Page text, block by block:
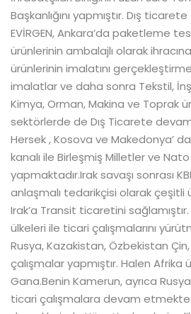
Başkanlığını yapmıştır. Dış
EVİRGEN, Ankara’da paketleme
ürünlerinin ambalajlı olarak
ürünlerinin imalatını
imalatlar ve daha sonra Tekstil,
Kimya, Orman, Makina ve Toprak
sektörlerde de Dış Ticarete
Hersek , Kosova ve Makedonya’
kanalı ile Birleşmiş Milletler ve
yapmaktadır.Irak savaşı sonrası
anlaşmalı tedarikçisi olarak çeşitli
Irak’a Transit ticaretini
ülkeleri ile ticari çalışmalarını
Rusya, Kazakistan, Özbekistan
çalışmalar yapmıştır. Halen Afrika
Gana.Benin Kamerun, ayrıca
ticari çalışmalara devam